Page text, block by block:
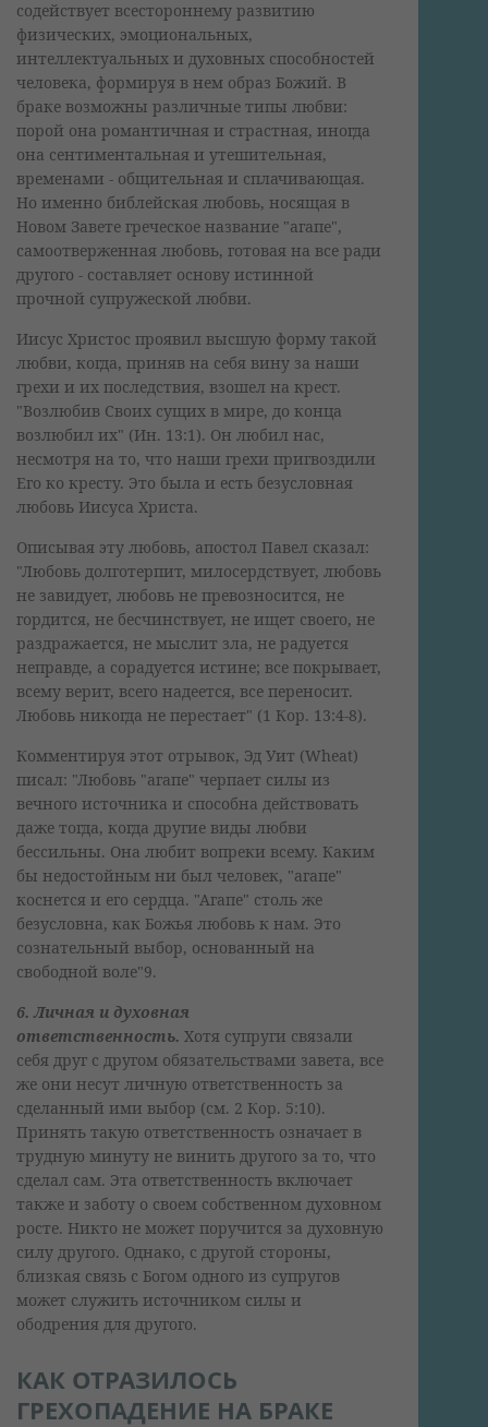
содействует всестороннему развитию
физических, эмоциональных,
интеллектуальных и духовных способностей
человека, формируя в нем образ Божий. В
браке возможны различные типы любви:
порой она романтичная и страстная, иногда
она сентиментальная и утешительная,
временами - общительная и сплачивающая.
Но именно библейская любовь, носящая в
Новом Завете греческое название "агапе",
самоотверженная любовь, готовая на все ради
другого - составляет основу истинной
прочной супружеской любви.
Иисус Христос проявил высшую форму такой
любви, когда, приняв на себя вину за наши
грехи и их последствия, взошел на крест.
"Возлюбив Своих сущих в мире, до конца
возлюбил их" (Ин. 13:1). Он любил нас,
несмотря на то, что наши грехи пригвоздили
Его ко кресту. Это была и есть безусловная
любовь Иисуса Христа.
Описывая эту любовь, апостол Павел сказал:
"Любовь долготерпит, милосердствует, любовь
не завидует, любовь не превозносится, не
гордится, не бесчинствует, не ищет своего, не
раздражается, не мыслит зла, не радуется
неправде, а сорадуется истине; все покрывает,
всему верит, всего надеется, все переносит.
Любовь никогда не перестает" (1 Кор. 13:4-8).
Комментируя этот отрывок, Эд Уит (Wheat)
писал: "Любовь "агапе" черпает силы из
вечного источника и способна действовать
даже тогда, когда другие виды любви
бессильны. Она любит вопреки всему. Каким
бы недостойным ни был человек, "агапе"
коснется и его сердца. "Агапе" столь же
безусловна, как Божья любовь к нам. Это
сознательный выбор, основанный на
свободной воле"9.
6. Личная и духовная
ответственность. Хотя супруги связали
себя друг с другом обязательствами завета, все
же они несут личную ответственность за
сделанный ими выбор (см. 2 Кор. 5:10).
Принять такую ответственность означает в
трудную минуту не винить другого за то, что
сделал сам. Эта ответственность включает
также и заботу о своем собственном духовном
росте. Никто не может поручится за духовную
силу другого. Однако, с другой стороны,
близкая связь с Богом одного из супругов
может служить источником силы и
ободрения для другого.
КАК ОТРАЗИЛОСЬ
ГРЕХОПАДЕНИЕ НА БРАКЕ